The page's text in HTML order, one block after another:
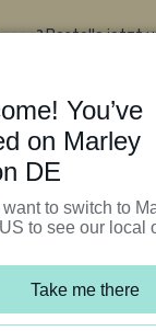
Bestelle jetzt
auf deine ersten
You’ve
on Marley
DE
want to switch to
to see our local
Take me there